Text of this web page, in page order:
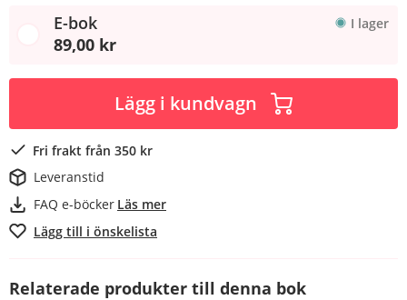
E-bok I lager
89,00 kr
Lägg i kundvagn
Fri frakt från 350 kr
Leveranstid
FAQ e-böcker Läs mer
Lägg till i önskelista
Relaterade produkter till denna bok